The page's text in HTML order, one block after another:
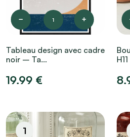
1
Tableau design avec cadre
noir – Ta...
19.99 €
1